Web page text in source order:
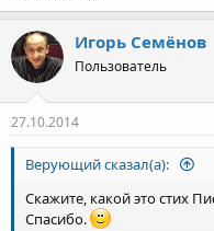
Игорь Семёнов
Пользователь
27.10.2014
Верующий сказал(а):
Скажите, какой это стих
Спасибо.